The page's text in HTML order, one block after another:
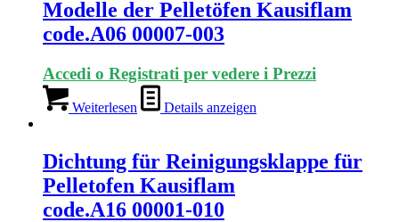
Modelle der Pelletöfen Kausiflam
code.A06 00007-003
Accedi o Registrati per vedere i Prezzi
Weiterlesen Details anzeigen
Dichtung für Reinigungsklappe für
Pelletofen Kausiflam
code.A16 00001-010